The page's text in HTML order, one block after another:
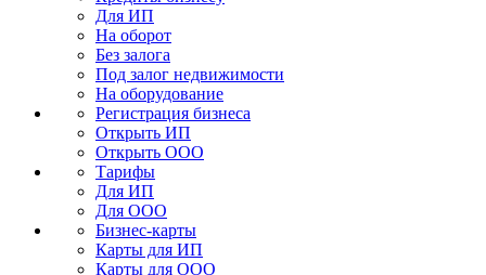
Для ИП
На оборот
Без залога
Под залог недвижимости
На оборудование
Регистрация бизнеса
Открыть ИП
Открыть ООО
Тарифы
Для ИП
Для ООО
Бизнес-карты
Карты для ИП
Карты для ООО